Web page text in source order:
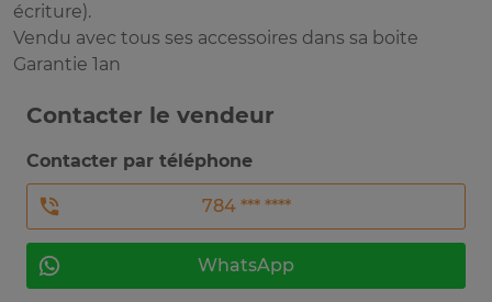
écriture).
Vendu avec tous ses accessoires dans sa boite
Garantie 1an
Contacter le vendeur
Contacter par téléphone
784 *** ****
WhatsApp